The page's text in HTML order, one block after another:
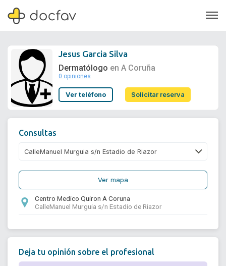
Soporte
Jesus Garcia Silva
Dermatólogo en A Coruña
0 opiniones
Ver teléfono Solicitar reserva
Consultas
Ver mapa
Centro Medico Quiron A Coruna
CalleManuel Murguia s/n Estadio de Riazor
Deja tu opinión sobre el profesional